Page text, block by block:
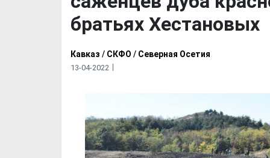
братьях Хестановых
Кавказ / СКФО / Северная Осетия
13-04-2022